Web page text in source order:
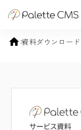
資料ダウンロード